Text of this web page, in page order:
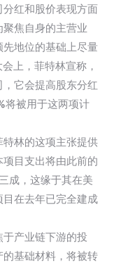
红和股价表现方面
焦自身的主营业
地位的基础上尽量
上，菲特林宣称，
它会提高股东分红
将被用于这两项计
林的这项主张提供
目支出将由此前的
成，这缘于其在美
在去年已完全建成
产业链下游的投
基础材料，将被转